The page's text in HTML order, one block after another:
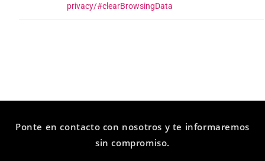
privacy/#clearBrowsingData
Ponte en contacto con nosotros y te informaremos
sin compromiso.